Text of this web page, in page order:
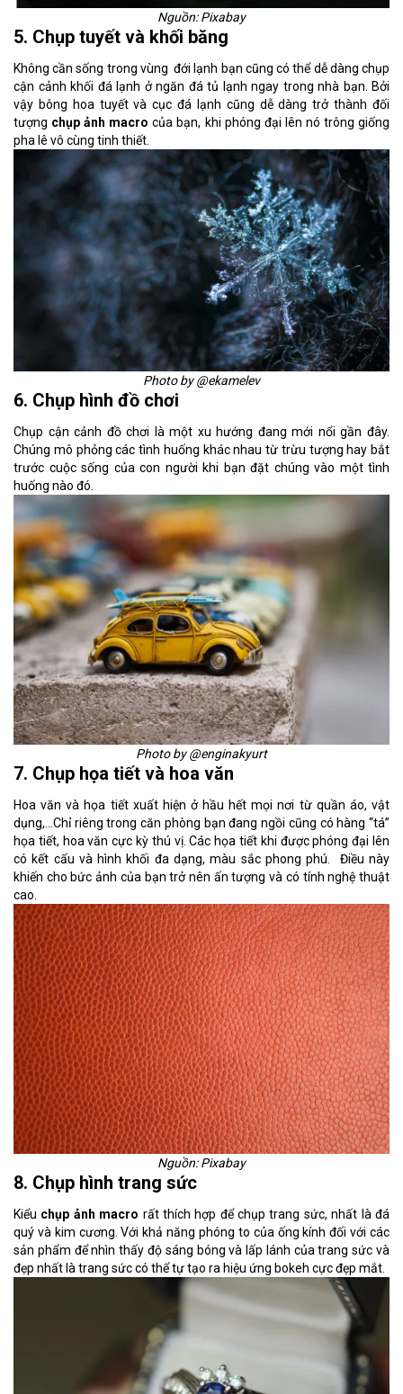
Nguồn: Pixabay
5. Chụp tuyết và khối băng
Không cần sống trong vùng đới lạnh bạn cũng có thể dễ dàng chụp
cận cảnh khối đá lạnh ở ngăn đá tủ lạnh ngay trong nhà bạn. Bởi
vậy bông hoa tuyết và cục đá lạnh cũng dễ dàng trở thành đối
tượng chụp ảnh macro của bạn, khi phóng đại lên nó trông giống
pha lê vô cùng tinh thiết.
Photo by @ekamelev
6. Chụp hình đồ chơi
Chụp cận cảnh đồ chơi là một xu hướng đang mới nổi gần đây.
Chúng mô phỏng các tình huống khác nhau từ trừu tượng hay bắt
trước cuộc sống của con người khi bạn đặt chúng vào một tình
huống nào đó.
Photo by @enginakyurt
7. Chụp họa tiết và hoa văn
Hoa văn và họa tiết xuất hiện ở hầu hết mọi nơi từ quần áo, vật
dụng,...Chỉ riêng trong căn phòng bạn đang ngồi cũng có hàng “tá”
họa tiết, hoa văn cực kỳ thú vị. Các họa tiết khi được phóng đại lên
có kết cấu và hình khối đa dạng, màu sắc phong phú. Điều này
khiến cho bức ảnh của bạn trở nên ấn tượng và có tính nghệ thuật
cao.
Nguồn: Pixabay
8. Chụp hình trang sức
Kiểu chụp ảnh macro rất thích hợp để chụp trang sức, nhất là đá
quý và kim cương. Với khả năng phóng to của ống kính đối với các
sản phẩm để nhìn thấy độ sáng bóng và lấp lánh của trang sức và
đẹp nhất là trang sức có thể tự tạo ra hiệu ứng bokeh cực đẹp mắt.